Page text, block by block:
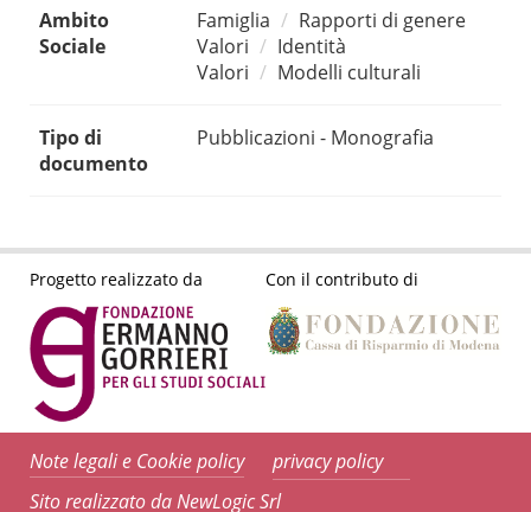
Ambito
Sociale
Famiglia
Rapporti di genere
Valori
Identità
Valori
Modelli culturali
Tipo di
documento
Pubblicazioni - Monografia
Progetto realizzato da Con il contributo di
Note legali e Cookie policy
privacy policy
Sito realizzato da NewLogic Srl